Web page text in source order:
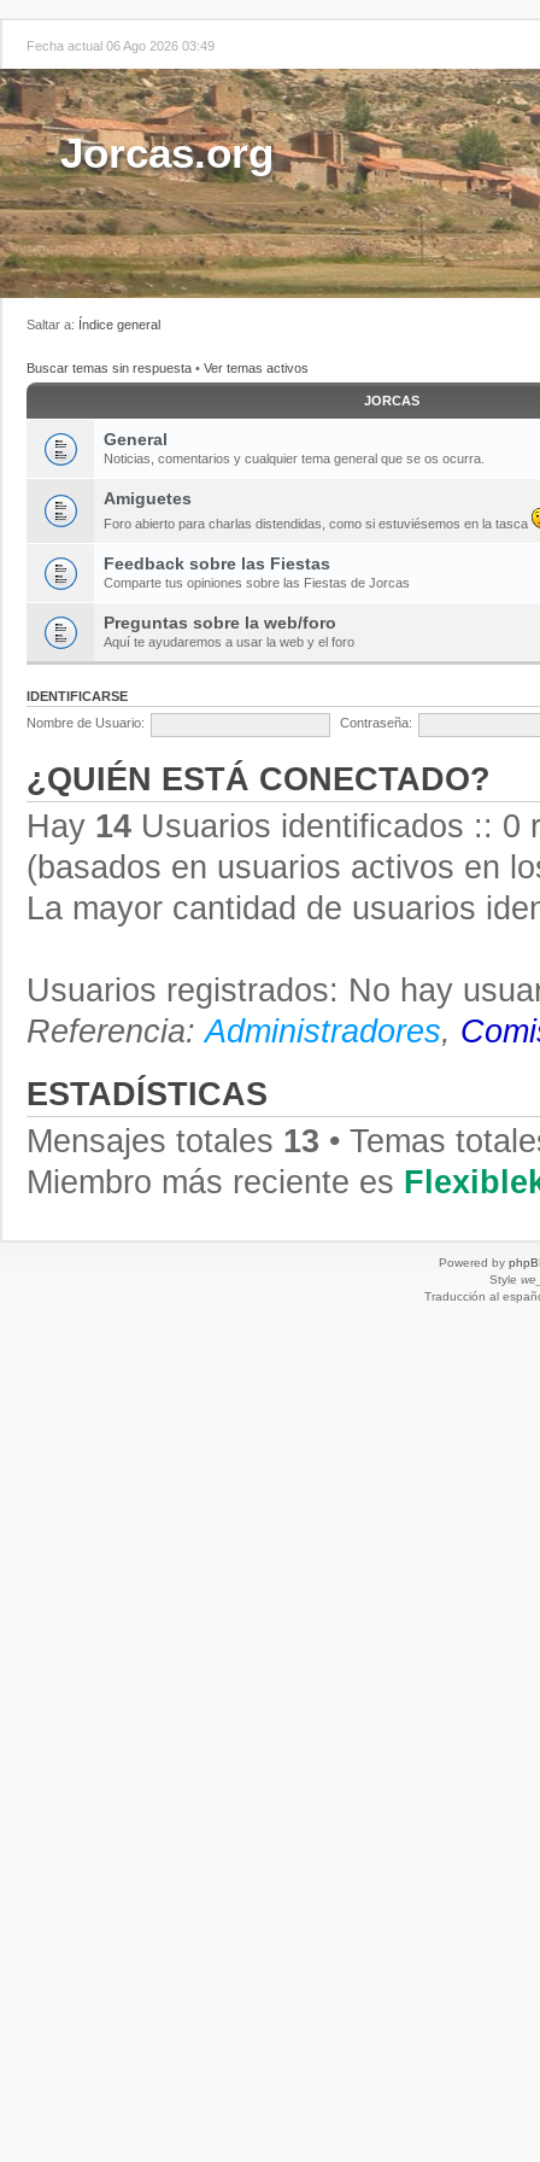
Fecha actual 06 Ago 2026 03:49
Jorcas.org
Saltar a: Índice general
Buscar temas sin respuesta • Ver temas activos
JORCAS
General
Noticias, comentarios y cualquier tema general que se os ocurra.
Amiguetes
Foro abierto para charlas distendidas, como si estuviésemos en la tasca
Feedback sobre las Fiestas
Comparte tus opiniones sobre las Fiestas de Jorcas
Preguntas sobre la web/foro
Aquí te ayudaremos a usar la web y el foro
IDENTIFICARSE
Nombre de Usuario:
Contraseña:
¿QUIÉN ESTÁ CONECTADO?
Hay 14 Usuarios identificados :: 0
(basados en usuarios activos en
La mayor cantidad de usuarios
Usuarios registrados: No hay
Referencia:Administradores,
ESTADÍSTICAS
Mensajes totales 13 • Temas
Miembro más reciente es
Powered by
Style
Traducción al